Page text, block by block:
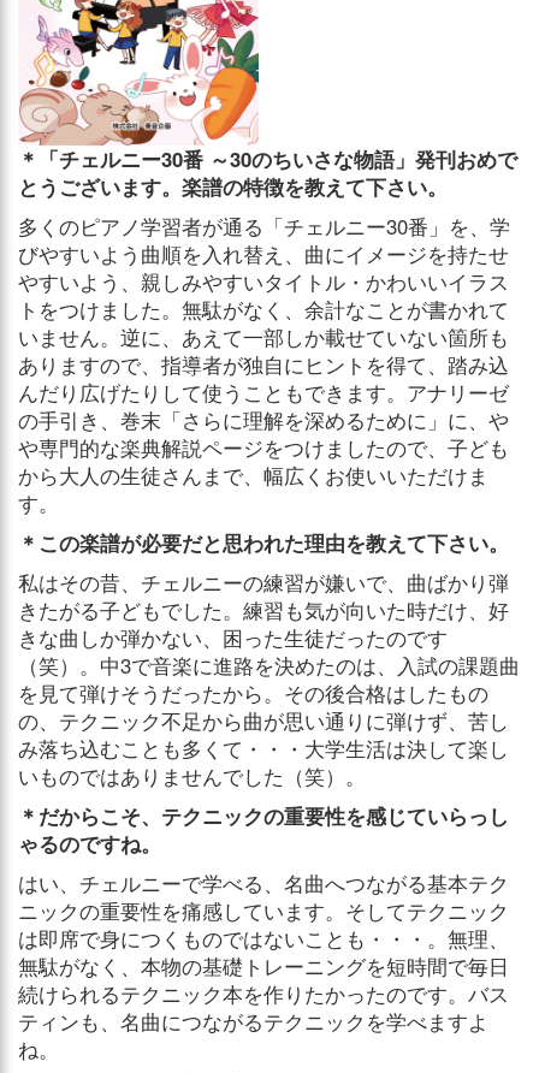
＊「チェルニー30番 ～30のちいさな物語」発刊おめで
とうございます。楽譜の特徴を教えて下さい。
多くのピアノ学習者が通る「チェルニー30番」を、学
びやすいよう曲順を入れ替え、曲にイメージを持たせ
やすいよう、親しみやすいタイトル・かわいいイラス
トをつけました。無駄がなく、余計なことが書かれて
いません。逆に、あえて一部しか載せていない箇所も
ありますので、指導者が独自にヒントを得て、踏み込
んだり広げたりして使うこともできます。アナリーゼ
の手引き、巻末「さらに理解を深めるために」に、や
や専門的な楽典解説ページをつけましたので、子ども
から大人の生徒さんまで、幅広くお使いいただけま
す。
＊この楽譜が必要だと思われた理由を教えて下さい。
私はその昔、チェルニーの練習が嫌いで、曲ばかり弾
きたがる子どもでした。練習も気が向いた時だけ、好
きな曲しか弾かない、困った生徒だったのです
（笑）。中3で音楽に進路を決めたのは、入試の課題曲
を見て弾けそうだったから。その後合格はしたもの
の、テクニック不足から曲が思い通りに弾けず、苦し
み落ち込むことも多くて・・・大学生活は決して楽し
いものではありませんでした（笑）。
＊だからこそ、テクニックの重要性を感じていらっし
ゃるのですね。
はい、チェルニーで学べる、名曲へつながる基本テク
ニックの重要性を痛感しています。そしてテクニック
は即席で身につくものではないことも・・・。無理、
無駄がなく、本物の基礎トレーニングを短時間で毎日
続けられるテクニック本を作りたかったのです。バス
ティンも、名曲につながるテクニックを学べますよ
ね。